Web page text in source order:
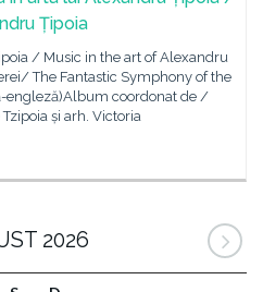
Țipoia
/ Music in the art of Alexandru
The Fantastic Symphony of the
engleză)Album coordonat de /
și arh. Victoria
2026